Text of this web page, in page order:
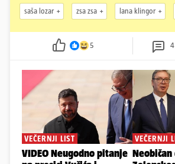
saša lozar zsa zsa lana klingor
5 4